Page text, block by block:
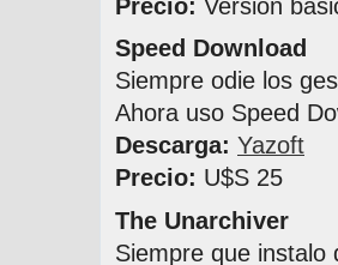
Precio: Version
Speed Download
Siempre odie los
Ahora uso Speed
Descarga: Yazoft
Precio: U$S 25
The Unarchiver
Siempre que instalo